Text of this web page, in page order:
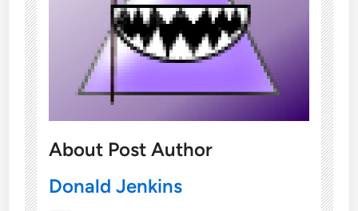
About Post Author
Donald Jenkins